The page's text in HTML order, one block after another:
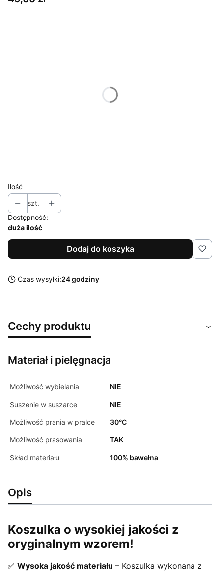
Ilość
szt.
Dostępność:
duża ilość
Dodaj do koszyka
Czas wysyłki:24 godziny
Cechy produktu
Materiał i pielęgnacja
Możliwość wybielania NIE
Suszenie w suszarce NIE
Możliwość prania w pralce 30°C
Możliwość prasowania TAK
Skład materiału 100% bawełna
Opis
Koszulka o wysokiej jakości z
oryginalnym wzorem!
✅ Wysoka jakość materiału – Koszulka wykonana z